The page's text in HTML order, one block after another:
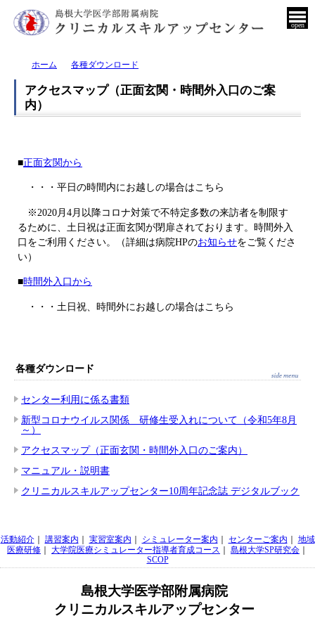
open
ホーム 各種ダウンロード
アクセスマップ（正面玄関・時間外入口のご案
内）
■正面玄関から
・・・平日の時間内にお越しの場合はこちら
※2020月4月以降コロナ対策で不特定多数の来訪者を制限す
るために、土日祝は正面玄関が閉扉されております。時間外入
口をご利用ください。（詳細は病院HPのお知らせをご覧くださ
い）
■時間外入口から
・・・土日祝、時間外にお越しの場合はこちら
各種ダウンロード
センター利用に係る書類
新型コロナウイルス関係 研修生受入れについて（令和5年8月
～）
アクセスマップ（正面玄関・時間外入口のご案内）
マニュアル・説明書
クリニカルスキルアップセンター10周年記念誌 デジタルブック
活動紹介｜ 講習案内 実習室案内 シミュレーター案内 センターご案内
地域
医療研修
大学院医療シミュレーター指導者育成コース 島根大学SP研究会
SCOP
島根大学医学部附属病院
クリニカルスキルアップセンター